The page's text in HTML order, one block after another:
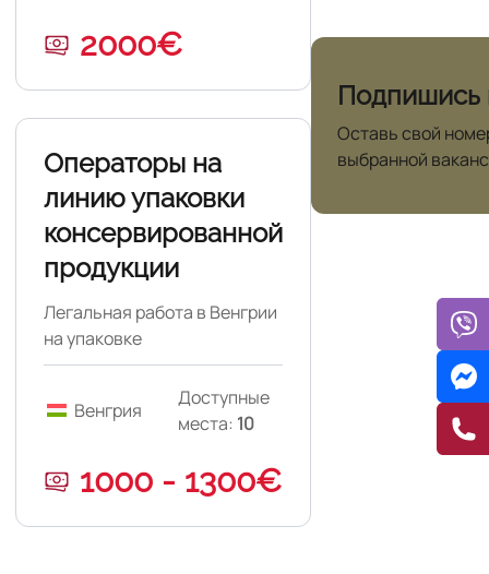
2000€
Операторы на
линию упаковки
консервированной
продукции
Легальная работа в Венгрии
на упаковке
консервированной
Венгрия
Доступные
места: 10
1000 - 1300€
Подпишись
Оставь свой
выбранной